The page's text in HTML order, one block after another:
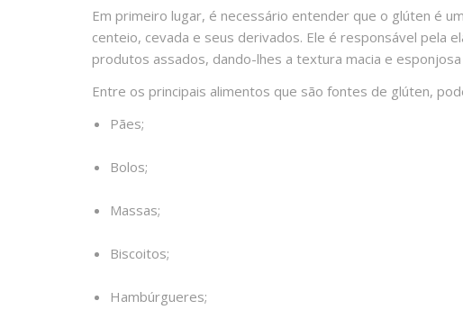
Em primeiro lugar, é necessário entender que o glúten é
centeio, cevada e seus derivados. Ele é responsável pela
produtos assados, dando-lhes a textura macia e
Entre os principais alimentos que são fontes de glúten,
Pães;
Bolos;
Massas;
Biscoitos;
Hambúrgueres;